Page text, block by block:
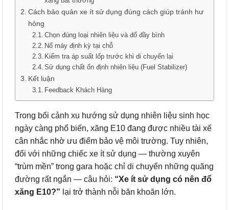
Cách bảo quản xe ít sử dụng đúng cách giúp tránh hư
hỏng
Chọn đúng loại nhiên liệu và đổ đầy bình
Nổ máy định kỳ tại chỗ
Kiểm tra áp suất lốp trước khi di chuyển lại
Sử dụng chất ổn định nhiên liệu (Fuel Stabilizer)
Kết luận
Feedback Khách Hàng
Trong bối cảnh xu hướng sử dụng nhiên liệu sinh học
ngày càng phổ biến, xăng E10 đang được nhiều tài xế
cân nhắc nhờ ưu điểm bảo vệ môi trường. Tuy nhiên,
đối với những chiếc xe ít sử dụng — thường xuyên
“trùm mền” trong gara hoặc chỉ di chuyển những quãng
đường rất ngắn — câu hỏi: “Xe ít sử dụng có nên đổ
xăng E10?” lại trở thành nỗi băn khoăn lớn.